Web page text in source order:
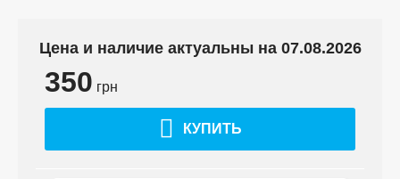
Цена и наличие актуальны на 07.08.2026
350 грн
КУПИТЬ